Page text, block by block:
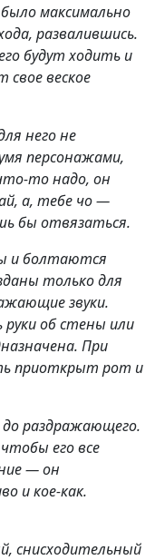
максимально
развалившись.
будут ходить и
веское
него не
персонажами,
то надо, он
а, тебе чо —
бы отвязаться.
и болтаются
только для
звуки.
об стены или
При
приоткрыт рот и
раздражающего.
его все
— он
и кое-как.
снисходительный